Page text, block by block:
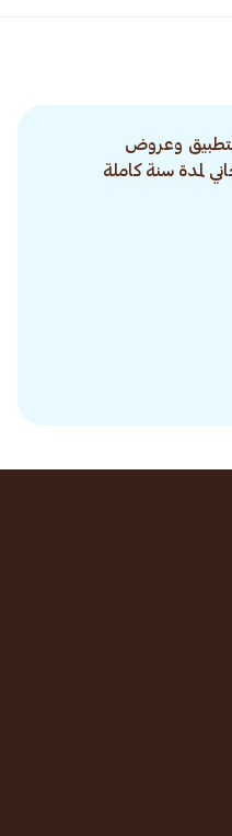
وعروض
لمدة سنة كاملة